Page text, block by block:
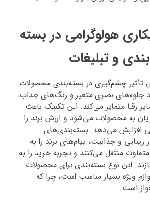
هولوگرامی در بسته‌
بندی و تبلیغات
تأثیر چشم‌گیری در بسته‌بندی محصولات
جلوه‌های بصری متغیر و رنگ‌های جذاب،
رقبا متمایز می‌کند. این تکنیک باعث
به محصولات می‌شود و ارزش برند را
افزایش می‌دهد. بسته‌بندی‌های
زیبایی و جذابیت، پیام‌های برند را به
منتقل می‌کنند و تجربه خرید را به
این نوع بسته‌بندی برای محصولات
ویژه بسیار مناسب است، چرا که
است.